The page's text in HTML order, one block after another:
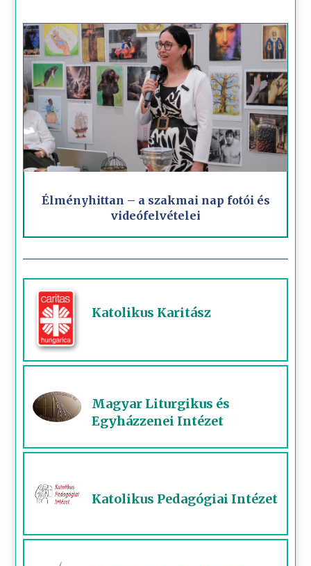
Élményhittan – a szakmai nap fotói és
videófelvételei
Katolikus Karitász
Magyar Liturgikus és
Egyházzenei Intézet
Katolikus Pedagógiai Intézet